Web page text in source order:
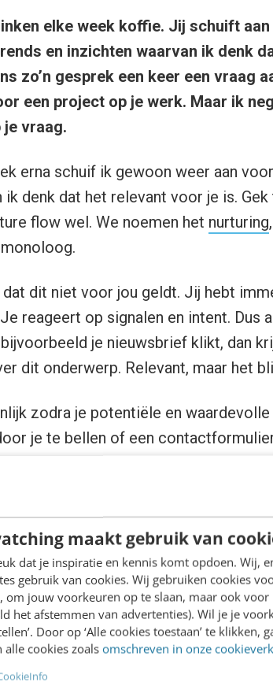
maakt gebruik van
dat je inspiratie en kennis komt opdoen. Wij,
gebruik van cookies. Wij gebruiken cookies
om jouw voorkeuren op te slaan, maar ook
het afstemmen van advertenties). Wil je je
Door op ‘Alle cookies toestaan’ te klikken,
alle cookies zoalsomschreven in onze
elke week koffie. Jij schuift
en inzichten waarvan ik denk
zo’n gesprek een keer een vraag
een project op je werk. Maar ik
vraag.
erna schuif ik gewoon weer aan
ik denk dat het relevant voor je is.
flow wel. We noemen het nurturing
dat dit niet voor jou geldt. Jij hebt
reageert op signalen en intent. Dus
je nieuwsbrief klikt, dan
dit onderwerp. Relevant, maar het
zodra je potentiële en
je te bellen of een
door bijvoorbeeld op de reply-
automatisch een do-not-reply e-
zelf uit.’ Zoek maar of je het
en probeer de juiste persoon
nurturing op basis van dit soort
gewend zijn aan on demand